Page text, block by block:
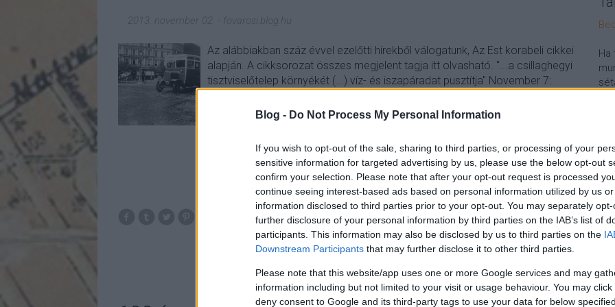
Blog - Do Not Process My Personal Information
If you wish to opt-out of the sale, sharing to third parties, or processing of your
sensitive information for targeted advertising by us, please use the below opt-out
confirm your selection. Please note that after your opt-out request is processed
continue seeing interest-based ads based on personal information utilized by us
information disclosed to third parties prior to your opt-out. You may separately
further disclosure of your personal information by third parties on the IAB’s list of
participants. This information may also be disclosed by us to third parties on the
Downstream Participants that may further disclose it to other third parties.
Please note that this website/app uses one or more Google services and may
information including but not limited to your visit or usage behaviour. You may
deny consent to Google and its third-party tags to use your data for below
2013. november 02. fovarosi.blog.hu
Az alábbiakban száz évvel ezelőtti hírekből válogatunk, Az Est korabeli cikkei
alapján. A cikksorozat összes megjelent tagja itt olvasható. "...a csillaghegyi
tisztviselőtelep környékét (...) víz- és iszapáradat pusztítja" November 7:
TOVÁBB
Szólj hozzá!
busz csillaghegy 1913 prostitucio autobusz nemzetiszinhaz rakocziut
foldalatti stroblalajos gregussszobor jokaiszobor mechwartszobor
delivasut
Ha
is